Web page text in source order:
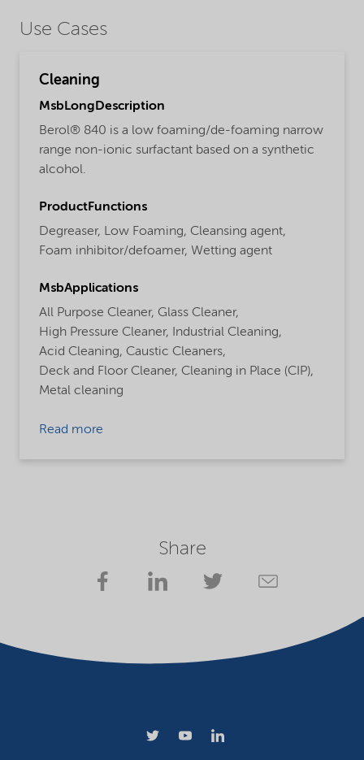
Use Cases
Cleaning
MsbLongDescription
Berol® 840 is a low foaming/de-foaming narrow
range non-ionic surfactant based on a synthetic
alcohol.
ProductFunctions
Degreaser, Low Foaming, Cleansing agent,
Foam inhibitor/defoamer, Wetting agent
MsbApplications
All Purpose Cleaner, Glass Cleaner,
High Pressure Cleaner,
Industrial Cleaning,
Acid Cleaning, Caustic Cleaners,
Deck and Floor Cleaner, Cleaning in Place (CIP),
Metal cleaning
Read more
Share